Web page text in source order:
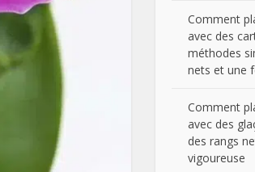
Comment
avec des
méthodes
nets et une
Comment
avec des
des rangs
vigoureuse